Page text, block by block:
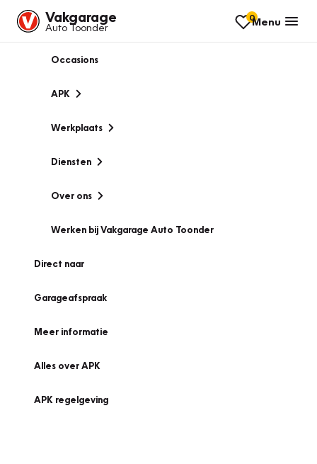
Vakgarage
Auto Toonder
0Menu
Occasions
APK
Werkplaats
Diensten
Over ons
Werken bij Vakgarage Auto Toonder
Direct naar
Garageafspraak
Meer informatie
Alles over APK
APK regelgeving